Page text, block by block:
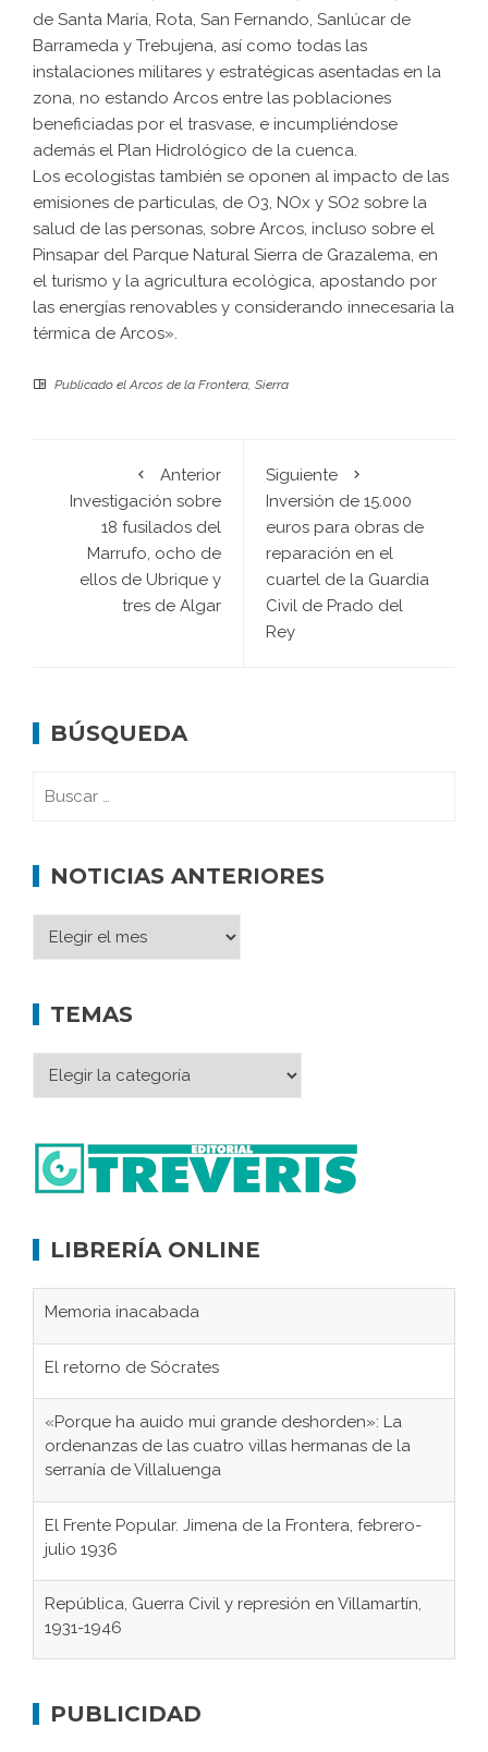
de Santa María, Rota, San Fernando, Sanlúcar de
Barrameda y Trebujena, así como todas las
instalaciones militares y estratégicas asentadas en la
zona, no estando Arcos entre las poblaciones
beneficiadas por el trasvase, e incumpliéndose
además el Plan Hidrológico de la cuenca.
Los ecologistas también se oponen al impacto de las
emisiones de particulas, de O3, NOx y SO2 sobre la
salud de las personas, sobre Arcos, incluso sobre el
Pinsapar del Parque Natural Sierra de Grazalema, en
el turismo y la agricultura ecológica, apostando por
las energías renovables y considerando innecesaria la
térmica de Arcos».
Publicado elArcos de la Frontera, Sierra
Anterior
Investigación sobre
18 fusilados del
Marrufo, ocho de
ellos de Ubrique y
tres de Algar
Siguiente
Inversión de 15.000
euros para obras de
reparación en el
cuartel de la Guardia
Civil de Prado del
Rey
BÚSQUEDA
NOTICIAS ANTERIORES
TEMAS
LIBRERÍA ONLINE
Memoria inacabada
El retorno de Sócrates
«Porque ha auido mui grande deshorden»: La
ordenanzas de las cuatro villas hermanas de la
serranía de Villaluenga
El Frente Popular. Jimena de la Frontera, febrero-
julio 1936
República, Guerra Civil y represión en Villamartín,
1931-1946
concentración nazis
PUBLICIDAD